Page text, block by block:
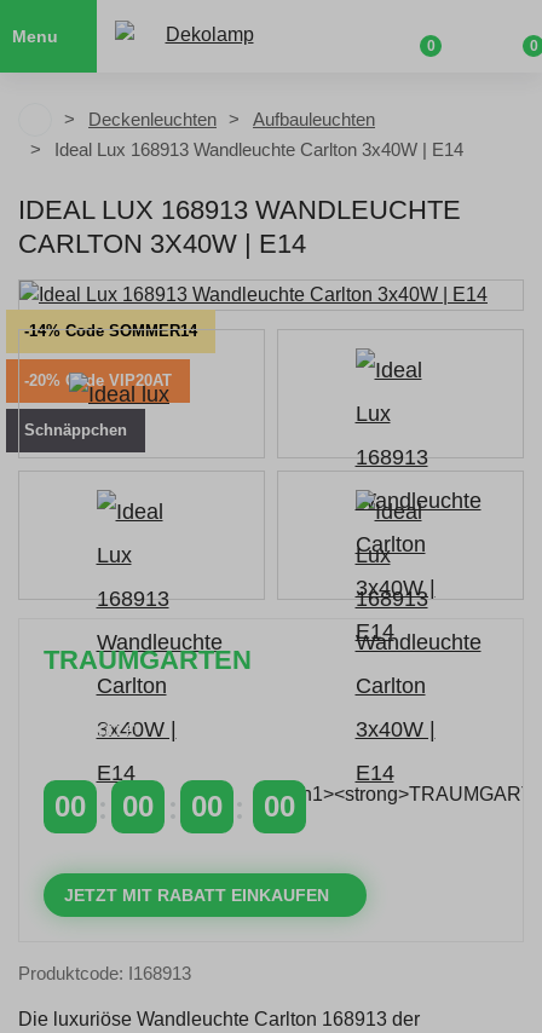
Menu
0 0
Deckenleuchten
Aufbauleuchten
Ideal Lux 168913 Wandleuchte Carlton 3x40W | E14
IDEAL LUX 168913 WANDLEUCHTE
CARLTON 3X40W | E14
-14% Code SOMMER14
-20% Code VIP20AT
Schnäppchen
TRAUMGARTEN
über 400 €
00 00 00 00
JETZT MIT RABATT EINKAUFEN
Produktcode: I168913
Die luxuriöse Wandleuchte Carlton 168913 der